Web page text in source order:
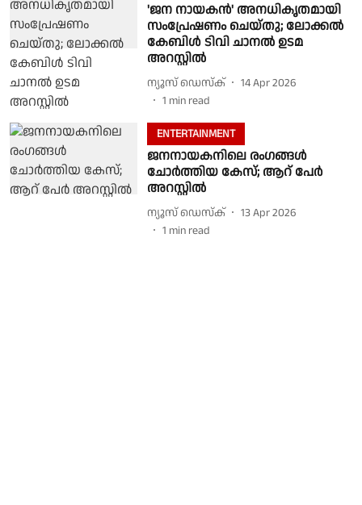
'ജന നായകൻ' അനധികൃതമായി
സംപ്രേഷണം ചെയ്തു; ലോക്കൽ
കേബിൾ ടിവി ചാനൽ ഉടമ
അറസ്റ്റിൽ
ന്യൂസ് ഡെസ്ക്
14 Apr 2026
1 min read
ENTERTAINMENT
ജനനായകനിലെ രംഗങ്ങൾ
ചോർത്തിയ കേസ്; ആറ് പേർ
അറസ്റ്റിൽ
ന്യൂസ് ഡെസ്ക്
13 Apr 2026
1 min read